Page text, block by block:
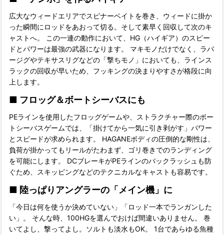
広大なウィードエリアでスピナーベイトを巻き、ウィードに掛か
った瞬間にロッドをあおって切る。そして素早く回収して次のキ
ャストへ。 この一連の動作において、HG（ハイギア）のスピー
ドとパワーは最強の武器になります。 マキモノだけでなく、ラバ
ージグやテキサスリグなどの「撃ちモノ」においても、ラインス
ラックの回収が早いため、フッキングの決まりやすさが格段に向
上します。
■ フロッグ＆ボートシーバスにも
PEラインを使用したフロッグゲームや、ストラクチャー際のボー
トシーバスゲームでは、「掛けてから一気に引き剥がす」パワー
とスピードが求められます。 HAGANEボディの圧倒的な剛性は、
負荷が掛かってもリールがたわまず、ゴリ巻きでのランディング
を可能にします。 DCブレーキがPEラインのバックラッシュも防
ぐため、スキッピングなどのテクニカルなキャストも容易です。
■ 陸っぱりアングラーの「メイン機」に
「今日は何を使うか決めていない」「ロッド一本でランガンした
い」。 そんな時、100HGを選んでおけば間違いありません。 巻
いてよし、撃ってよし。ソルトも淡水もOK。 1台であらゆる魚種